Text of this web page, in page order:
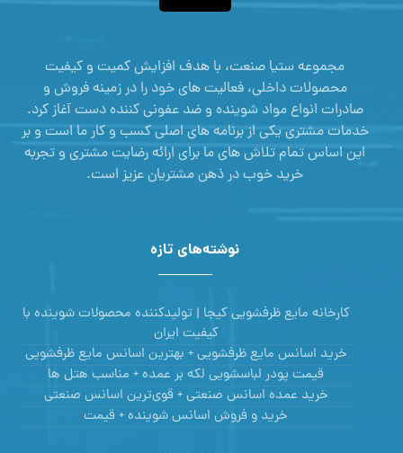
مجموعه ستیا صنعت، با هدف افزایش کمیت و کیفیت
محصولات داخلی، فعالیت های خود را در زمینه فروش و
صادرات انواع مواد شوینده و ضد عفونی کننده دست آغاز کرد.
خدمات مشتری یکی از برنامه های اصلی کسب و کار ما است و بر
این اساس تمام تلاش های ما برای ارائه رضایت مشتری و تجربه
خرید خوب در ذهن مشتریان عزیز است.
نوشته‌های تازه
کارخانه مایع ظرفشویی کیجا | تولیدکننده محصولات شوینده با
کیفیت ایران
خرید اسانس مایع ظرفشویی + بهترین اسانس مایع ظرفشویی
قیمت پودر لباسشویی لکه بر عمده + مناسب هتل ها
خرید عمده اسانس صنعتی + قوی‌ترین اسانس‌ صنعتی
خرید و فروش اسانس شوینده + قیمت